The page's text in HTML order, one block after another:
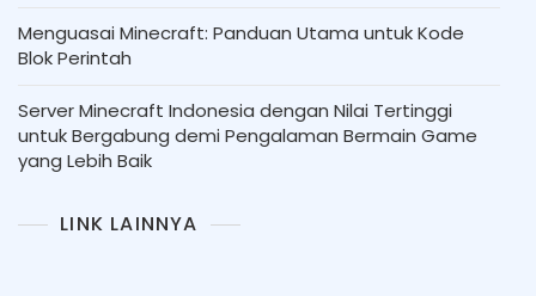
Menguasai Minecraft: Panduan Utama untuk Kode
Blok Perintah
Server Minecraft Indonesia dengan Nilai Tertinggi
untuk Bergabung demi Pengalaman Bermain Game
yang Lebih Baik
LINK LAINNYA